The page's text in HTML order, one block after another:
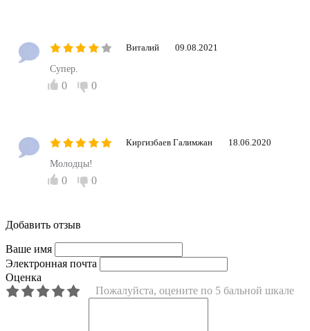
Виталий 09.08.2021
Супер.
0 0
Киргизбаев Галимжан 18.06.2020
Молодцы!
0 0
Добавить отзыв
Ваше имя
Электронная почта
Оценка
Пожалуйста, оцените по 5 бальной шкале